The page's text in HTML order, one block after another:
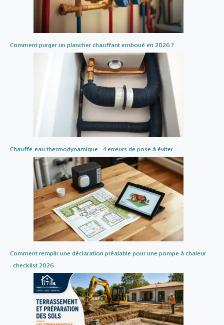
Comment purger un plancher chauffant emboué en 2026 ?
Chauffe-eau thermodynamique : 4 erreurs de pose à éviter
Comment remplir une déclaration préalable pour une pompe à chaleur
: checklist 2026